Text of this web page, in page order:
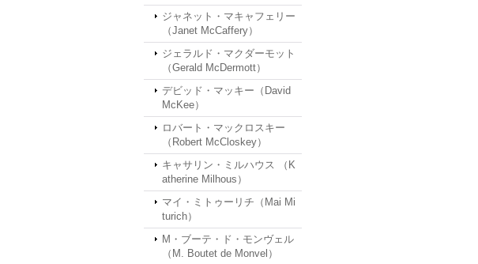
ジャネット・マキャフェリー
（Janet McCaffery）
ジェラルド・マクダーモット
（Gerald McDermott）
デビッド・マッキー（David
McKee）
ロバート・マックロスキー
（Robert McCloskey）
キャサリン・ミルハウス （K
atherine Milhous）
マイ・ミトゥーリチ（Mai Mi
turich）
M・ブーテ・ド・モンヴェル
（M. Boutet de Monvel）